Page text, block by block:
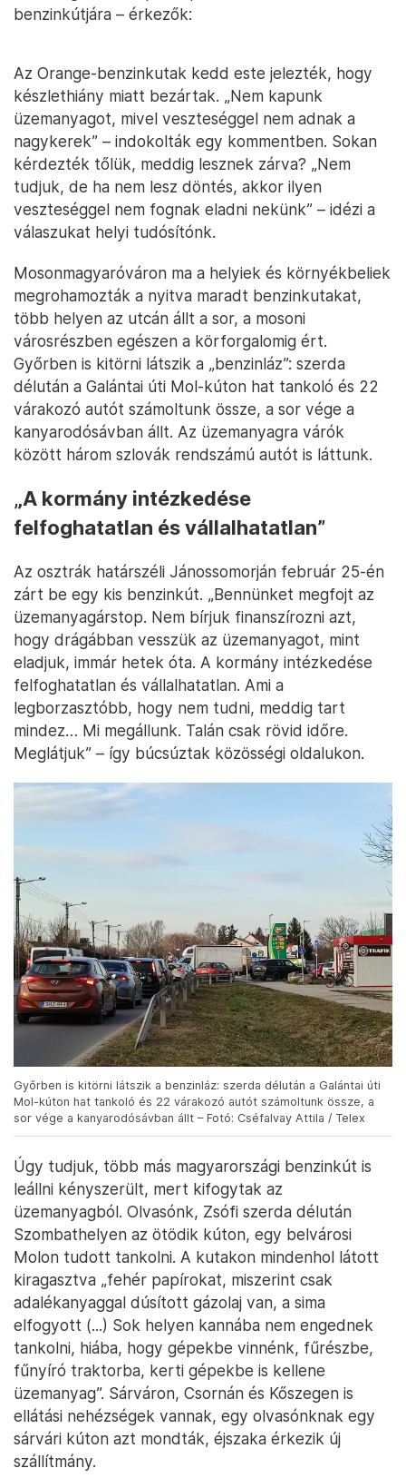
benzinkútjára – érkezők:
Az Orange-benzinkutak kedd este jelezték, hogy
készlethiány miatt bezártak. „Nem kapunk
üzemanyagot, mivel veszteséggel nem adnak a
nagykerek” – indokolták egy kommentben. Sokan
kérdezték tőlük, meddig lesznek zárva? „Nem
tudjuk, de ha nem lesz döntés, akkor ilyen
veszteséggel nem fognak eladni nekünk” – idézi a
válaszukat helyi tudósítónk.
Mosonmagyaróváron ma a helyiek és környékbeliek
megrohamozták a nyitva maradt benzinkutakat,
több helyen az utcán állt a sor, a mosoni
városrészben egészen a körforgalomig ért.
Győrben is kitörni látszik a „benzinláz”: szerda
délután a Galántai úti Mol-kúton hat tankoló és 22
várakozó autót számoltunk össze, a sor vége a
kanyarodósávban állt. Az üzemanyagra várók
között három szlovák rendszámú autót is láttunk.
„A kormány intézkedése
felfoghatatlan és vállalhatatlan”
Az osztrák határszéli Jánossomorján február 25-én
zárt be egy kis benzinkút. „Bennünket megfojt az
üzemanyagárstop. Nem bírjuk finanszírozni azt,
hogy drágábban vesszük az üzemanyagot, mint
eladjuk, immár hetek óta. A kormány intézkedése
felfoghatatlan és vállalhatatlan. Ami a
legborzasztóbb, hogy nem tudni, meddig tart
mindez… Mi megállunk. Talán csak rövid időre.
Meglátjuk” – így búcsúztak közösségi oldalukon.
Győrben is kitörni látszik a benzinláz: szerda délután a Galántai úti
Mol-kúton hat tankoló és 22 várakozó autót számoltunk össze, a
sor vége a kanyarodósávban állt – Fotó: Cséfalvay Attila / Telex
Úgy tudjuk, több más magyarországi benzinkút is
leállni kényszerült, mert kifogytak az
üzemanyagból. Olvasónk, Zsófi szerda délután
Szombathelyen az ötödik kúton, egy belvárosi
Molon tudott tankolni. A kutakon mindenhol látott
kiragasztva „fehér papírokat, miszerint csak
adalékanyaggal dúsított gázolaj van, a sima
elfogyott (...) Sok helyen kannába nem engednek
tankolni, hiába, hogy gépekbe vinnénk, fűrészbe,
fűnyíró traktorba, kerti gépekbe is kellene
üzemanyag”. Sárváron, Csornán és Kőszegen is
ellátási nehézségek vannak, egy olvasónknak egy
sárvári kúton azt mondták, éjszaka érkezik új
szállítmány.